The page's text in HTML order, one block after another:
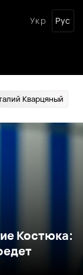
Укр Рус
Кварцяный
Костюка: